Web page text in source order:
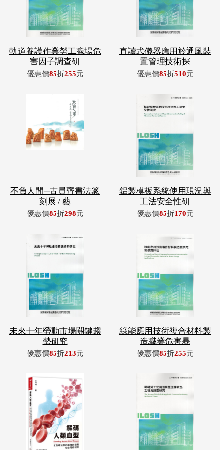
軌道養護作業勞工職場危
害因子調查研
優惠價85折255元
直讀式儀器應用於通風裝
置管理技術探
優惠價85折510元
不負人間─古員齊書法篆
刻展 / 藝
優惠價85折298元
鋁製模板系統使用現況與
工法安全性研
優惠價85折170元
未來十年勞動市場關鍵趨
勢研究
優惠價85折213元
綠能應用技術複合材料製
造職業危害暴
優惠價85折255元